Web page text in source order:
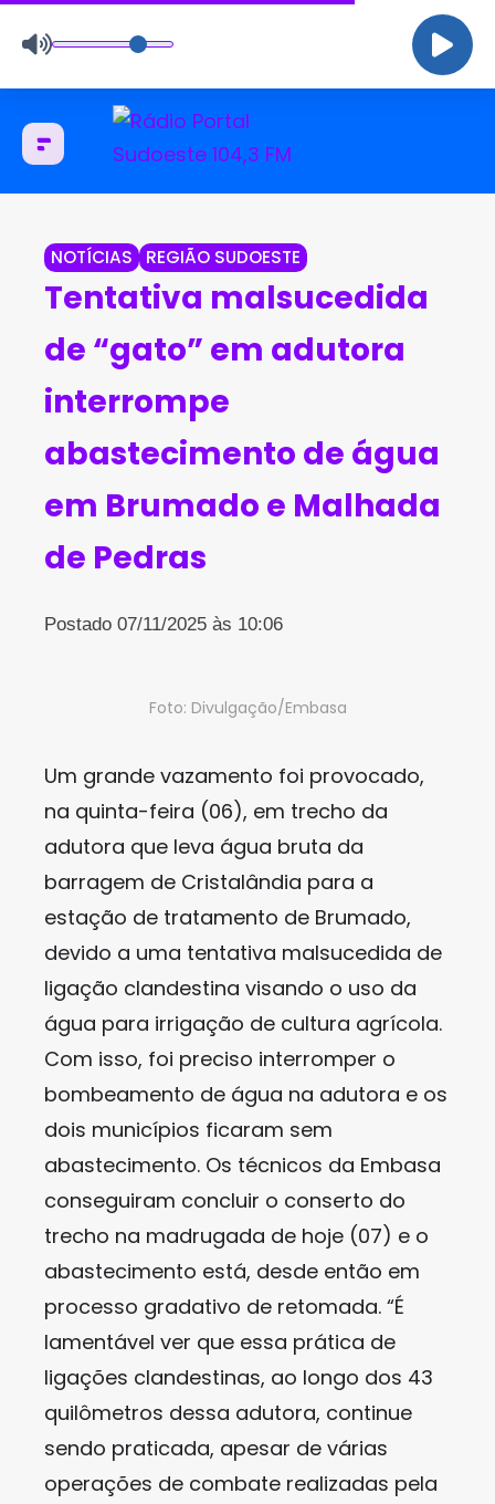
NOTÍCIAS REGIÃO SUDOESTE
Tentativa malsucedida
de “gato” em adutora
interrompe
abastecimento de água
em Brumado e Malhada
de Pedras
Postado 07/11/2025 às 10:06
Foto: Divulgação/Embasa
Um grande vazamento foi provocado,
na quinta-feira (06), em trecho da
adutora que leva água bruta da
barragem de Cristalândia para a
estação de tratamento de Brumado,
devido a uma tentativa malsucedida de
ligação clandestina visando o uso da
água para irrigação de cultura agrícola.
Com isso, foi preciso interromper o
bombeamento de água na adutora e os
dois municípios ficaram sem
abastecimento. Os técnicos da Embasa
conseguiram concluir o conserto do
trecho na madrugada de hoje (07) e o
abastecimento está, desde então em
processo gradativo de retomada. “É
lamentável ver que essa prática de
ligações clandestinas, ao longo dos 43
quilômetros dessa adutora, continue
sendo praticada, apesar de várias
operações de combate realizadas pela